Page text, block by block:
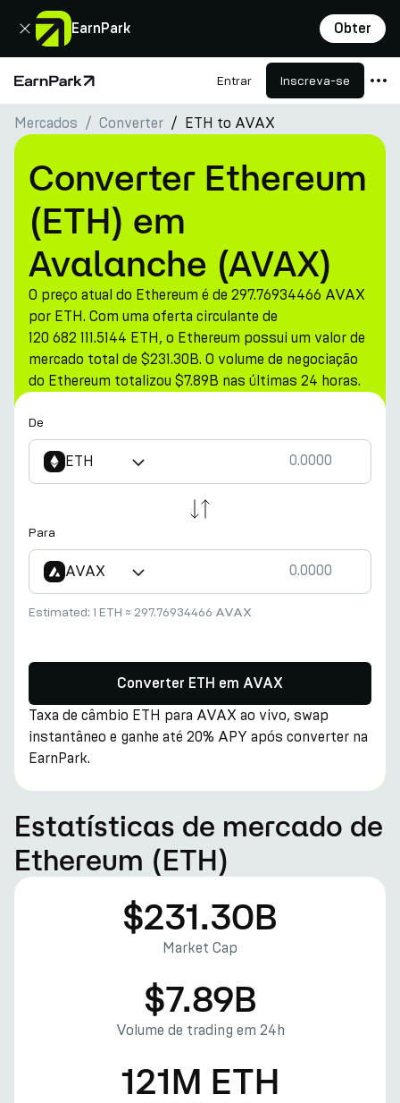
EarnPark Obter
Fechar
Página Inicial Entrar Inscreva-se
Produtos
Mercados
Calculadoras
PARK Token
Recursos
Empresa
Mercados Converter ETH to AVAX
Converter Ethereum
(ETH) em
Avalanche (AVAX)
O preço atual do Ethereum é de 297.76934466 AVAX
por ETH. Com uma oferta circulante de
120 682 111.5144 ETH, o Ethereum possui um valor de
mercado total de $231.30B. O volume de negociação
do Ethereum totalizou $7.89B nas últimas 24 horas.
De
ETH
Para
AVAX
Estimated: 1 ETH ≈ 297.76934466 AVAX
Converter ETH em AVAX
Taxa de câmbio ETH para AVAX ao vivo, swap
instantâneo e ganhe até 20% APY após converter na
EarnPark.
Estatísticas de mercado de
Ethereum (ETH)
$231.30B
Market Cap
$7.89B
Volume de trading em 24h
121M ETH